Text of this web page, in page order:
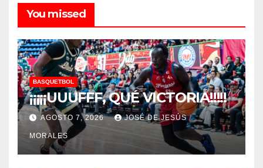
You missed
BASQUETBOL
¡¡¡¡¡UUUFFF, QUÉ VICTORIA!!!!!
AGOSTO 7, 2026 JOSÉ DE JESÚS
MORALES